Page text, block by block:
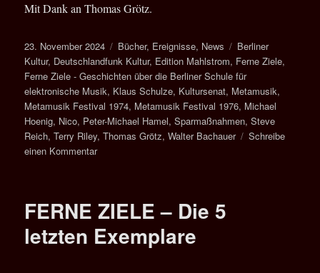
Mit Dank an Thomas Grötz.
Veröffentlicht
am
23. November 2024 Kategorien
Bücher, Ereignisse, News Schlagwörter
Berliner
Kultur, Deutschlandfunk Kultur, Edition Mahlstrom, Ferne Ziele,
Ferne Ziele - Geschichten über die Berliner Schule für
elektronische Musik, Klaus Schulze, Kultursenat, Metamusik,
Metamusik Festival 1974, Metamusik Festival 1976, Michael
Hoenig, Nico, Peter-Michael Hamel,Sparmaßnahmen,Steve
Reich,Terry Riley,Thomas Grötz,Walter Bachauer
Schreibe
einen Kommentarzu
Festivals
Walter
FERNE ZIELE – Die 5
letzten Exemplare